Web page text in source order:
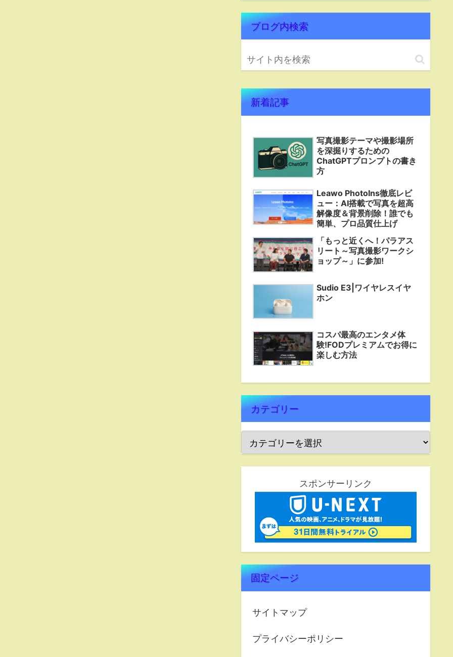
ブログ内検索
新着記事
写真撮影テーマや撮影場所
を深掘りするための
ChatGPTプロンプトの書き
方
Leawo PhotoIns徹底レビ
ュー：AI搭載で写真を超高
解像度＆背景削除！誰でも
簡単、プロ品質仕上げ
「もっと近くへ！パラアス
リート～写真撮影ワークシ
ョップ～」に参加!
Sudio E3|ワイヤレスイヤ
ホン
コスパ最高のエンタメ体
験!FODプレミアムでお得に
楽しむ方法
カテゴリー
スポンサーリンク
固定ページ
サイトマップ
プライバシーポリシー